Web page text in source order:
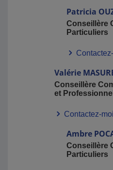
Patricia
Conseillère
Particuliers
Valérie
Conseillère
et
Contactez-moi
Ambre
Conseillère
Particuliers